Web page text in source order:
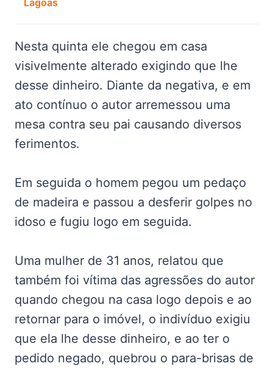
Nesta quinta ele chegou em casa
visivelmente alterado exigindo que lhe
desse dinheiro. Diante da negativa, e em
ato contínuo o autor arremessou uma
mesa contra seu pai causando diversos
ferimentos.
Em seguida o homem pegou um pedaço
de madeira e passou a desferir golpes no
idoso e fugiu logo em seguida.
Uma mulher de 31 anos, relatou que
também foi vítima das agressões do autor
quando chegou na casa logo depois e ao
retornar para o imóvel, o indivíduo exigiu
que ela lhe desse dinheiro, e ao ter o
pedido negado, quebrou o para-brisas de